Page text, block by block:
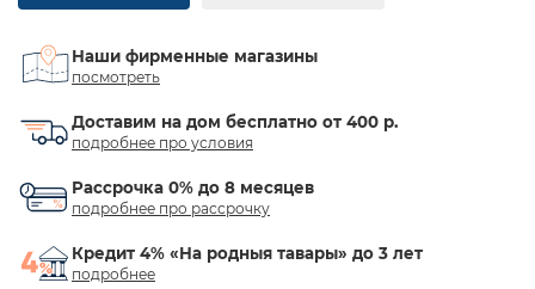
Наши фирменные магазины
посмотреть
Доставим на дом бесплатно от 400 р.
подробнее про условия
Рассрочка 0% до 8 месяцев
подробнее про рассрочку
Кредит 4% «На родныя тавары» до 3 лет
подробнее